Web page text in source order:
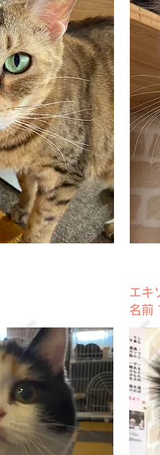
エキ
名前